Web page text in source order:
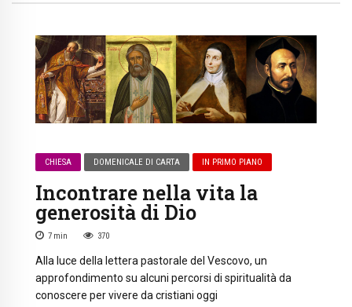
CHIESA DOMENICALE DI CARTA IN PRIMO PIANO
Incontrare nella vita la
generosità di Dio
7 min 370
Alla luce della lettera pastorale del Vescovo, un
approfondimento su alcuni percorsi di spiritualità da
conoscere per vivere da cristiani oggi